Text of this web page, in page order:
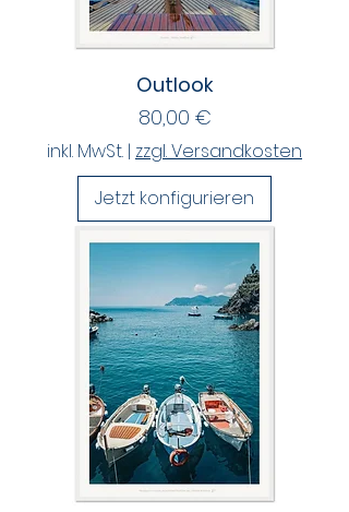
Outlook
Preis
80,00 €
inkl. MwSt. | zzgl. Versandkosten
Jetzt konfigurieren